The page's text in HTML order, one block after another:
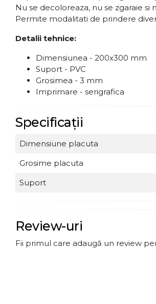
Nu se decoloreaza, nu se zgaraie si
Permite modalitati de prindere
Detalii tehnice:
Dimensiunea - 200x300 mm
Suport - PVC
Grosimea - 3 mm
Imprimare - serigrafica
Specificații
Dimensiune placuta
Grosime placuta
Suport
Review-uri
Fii primul care adaugă un review